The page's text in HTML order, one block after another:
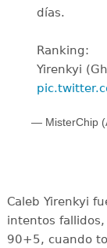
días.
Ranking:
Yirenkyi
— MisterChip
Caleb Yirenkyi
intentos
90+5, cuando